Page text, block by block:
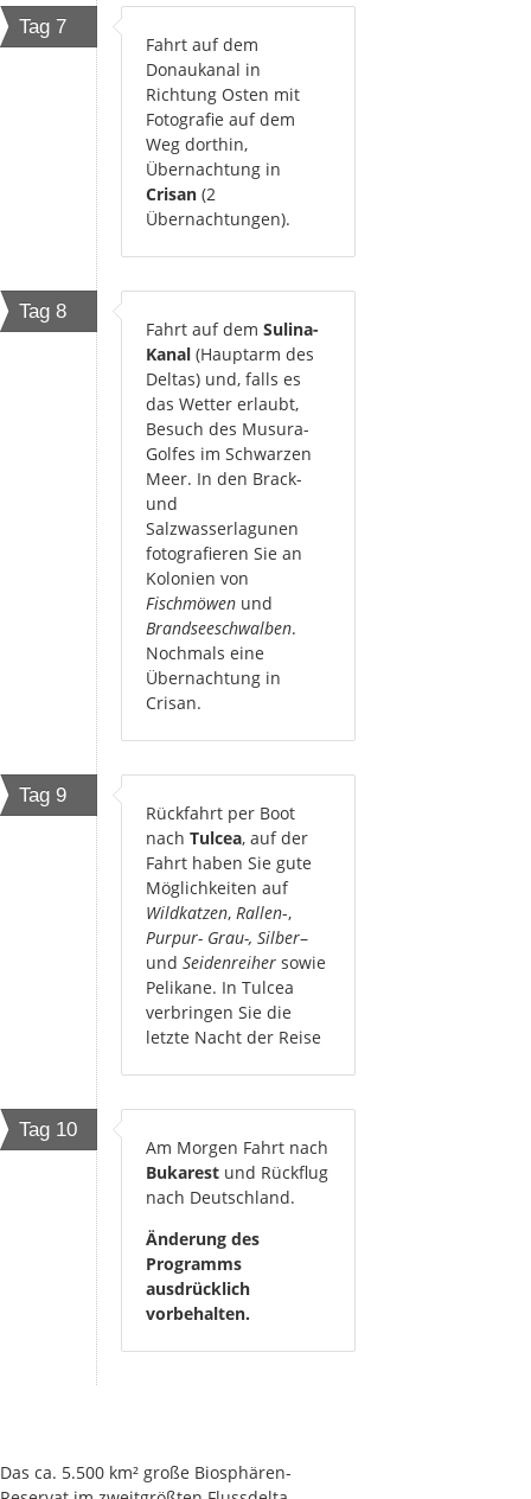
Tag 7
Fahrt auf dem
Donaukanal in
Richtung Osten mit
Fotografie auf dem
Weg dorthin,
Übernachtung in
Crisan (2
Übernachtungen).
Tag 8
Fahrt auf dem Sulina-
Kanal (Hauptarm des
Deltas) und, falls es
das Wetter erlaubt,
Besuch des Musura-
Golfes im Schwarzen
Meer. In den Brack-
und
Salzwasserlagunen
fotografieren Sie an
Kolonien von
Fischmöwen und
Brandseeschwalben.
Nochmals eine
Übernachtung in
Crisan.
Tag 9
Rückfahrt per Boot
nach Tulcea, auf der
Fahrt haben Sie gute
Möglichkeiten auf
Wildkatzen, Rallen-,
Purpur- Grau-, Silber–
und Seidenreiher sowie
Pelikane. In Tulcea
verbringen Sie die
letzte Nacht der Reise
Tag 10
Am Morgen Fahrt nach
Bukarest und Rückflug
nach Deutschland.
Änderung des
Programms
ausdrücklich
vorbehalten.
Das ca. 5.500 km² große Biosphären-